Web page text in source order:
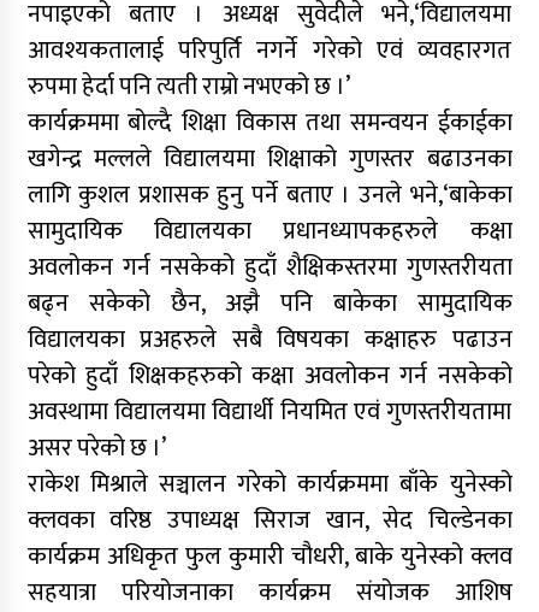
नपाइएको बताए । अध्यक्ष सुवेदीले भने,‘विद्यालयमा
आवश्यकतालाई परिपुर्ति नगर्ने गरेको एवं व्यवहारगत
रुपमा हेर्दा पनि त्यती राम्रो नभएको छ ।’
कार्यक्रममा बोल्दै शिक्षा विकास तथा समन्वयन ईकाईका
खगेन्द्र मल्लले विद्यालयमा शिक्षाको गुणस्तर बढाउनका
लागि कुशल प्रशासक हुनु पर्ने बताए । उनले भने,‘बाकेका
सामुदायिक विद्यालयका प्रधानध्यापकहरुले कक्षा
अवलोकन गर्न नसकेको हुदाँ शैक्षिकस्तरमा गुणस्तरीयता
बढ्न सकेको छैन, अझै पनि बाकेका सामुदायिक
विद्यालयका प्रअहरुले सबै विषयका कक्षाहरु पढाउन
परेको हुदाँ शिक्षकहरुको कक्षा अवलोकन गर्न नसकेको
अवस्थामा विद्यालयमा विद्यार्थी नियमित एवं गुणस्तरीयतामा
असर परेको छ ।’
राकेश मिश्राले सञ्चालन गरेको कार्यक्रममा बाँके युनेस्को
क्लवका वरिष्ठ उपाध्यक्ष सिराज खान, सेद चिल्डेनका
कार्यक्रम अधिकृत फुल कुमारी चौधरी, बाके युनेस्को क्लव
सहयात्रा परियोजनाका कार्यक्रम संयोजक आशिष